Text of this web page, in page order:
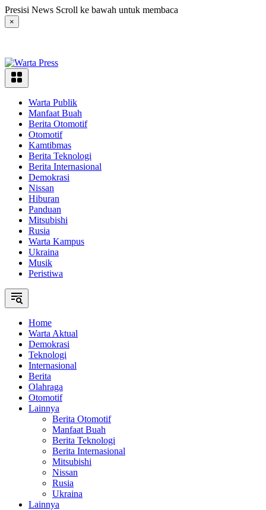
Langsung
ke
konten
Presisi News Scroll ke bawah untuk membaca
×
Warta Publik
Manfaat Buah
Berita Otomotif
Otomotif
Kamtibmas
Berita Teknologi
Berita Internasional
Demokrasi
Nissan
Hiburan
Panduan
Mitsubishi
Rusia
Warta Kampus
Ukraina
Musik
Peristiwa
Home
Warta Aktual
Demokrasi
Teknologi
Internasional
Berita
Olahraga
Otomotif
Lainnya
Berita Otomotif
Manfaat Buah
Berita Teknologi
Berita Internasional
Mitsubishi
Nissan
Rusia
Ukraina
Lainnya